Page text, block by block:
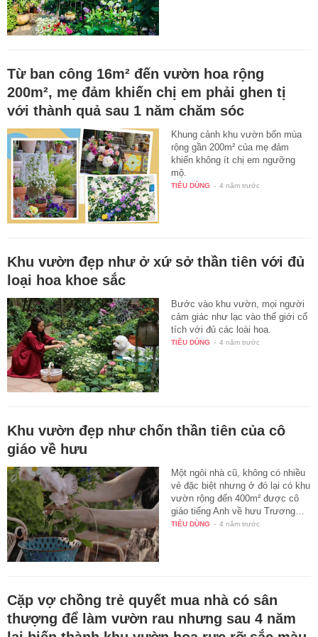
Từ ban công 16m² đến vườn hoa rộng
200m², mẹ đảm khiến chị em phải ghen tị
với thành quả sau 1 năm chăm sóc
Khung cảnh khu vườn bốn mùa
rộng gần 200m² của mẹ đảm
khiến không ít chị em ngưỡng
mộ.
TIÊU DÙNG - 4 năm trước
Khu vườn đẹp như ở xứ sở thần tiên với đủ
loại hoa khoe sắc
Bước vào khu vườn, mọi người
cảm giác như lạc vào thế giới cổ
tích với đủ các loài hoa.
TIÊU DÙNG - 4 năm trước
Khu vườn đẹp như chốn thần tiên của cô
giáo về hưu
Một ngôi nhà cũ, không có nhiều
vẻ đặc biệt nhưng ở đó lại có khu
vườn rộng đến 400m² được cô
giáo tiếng Anh về hưu Trương…
TIÊU DÙNG - 4 năm trước
Cặp vợ chồng trẻ quyết mua nhà có sân
thượng để làm vườn rau nhưng sau 4 năm